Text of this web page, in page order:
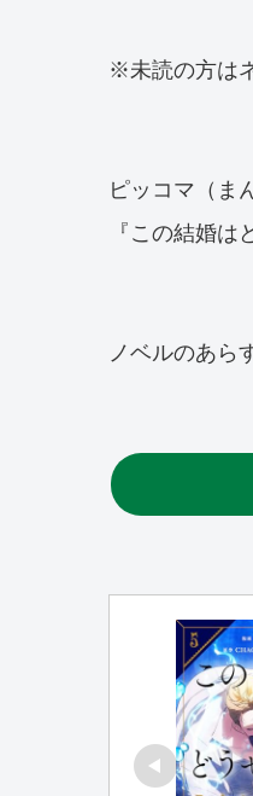
※未読の方は
ピッコマ（ま
『この結婚
ノベルのあら